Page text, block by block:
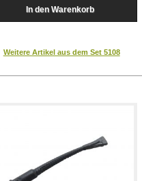
Weitere Artikel aus dem Set 5108